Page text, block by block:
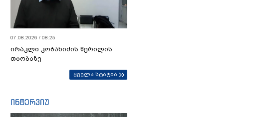
07.08.2026 / 08:25
ირაკლი კობახიძის წერილის
თაობაზე
ყველა სტატია
ინტერვიუ